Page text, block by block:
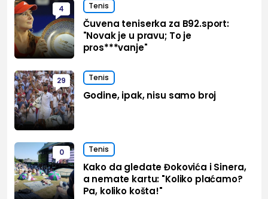
4 Tenis
Čuvena teniserka za B92.sport:
"Novak je u pravu; To je
pros***vanje"
29 Tenis
Godine, ipak, nisu samo broj
0 Tenis
Kako da gledate Đokovića i Sinera,
a nemate kartu: "Koliko plaćamo?
Pa, koliko košta!"